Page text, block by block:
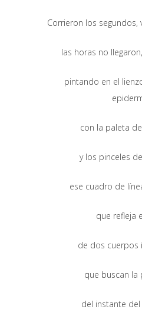
Corrieron los
las horas no
pintando en el
con la paleta
y los pinceles
ese cuadro de
que refleja
de dos cuerpos
que buscan la
del instante